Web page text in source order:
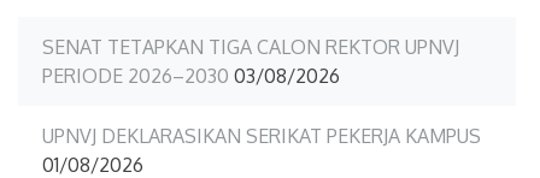
SENAT TETAPKAN TIGA CALON REKTOR UPNVJ
PERIODE 2026–2030 03/08/2026
UPNVJ DEKLARASIKAN SERIKAT PEKERJA KAMPUS
01/08/2026